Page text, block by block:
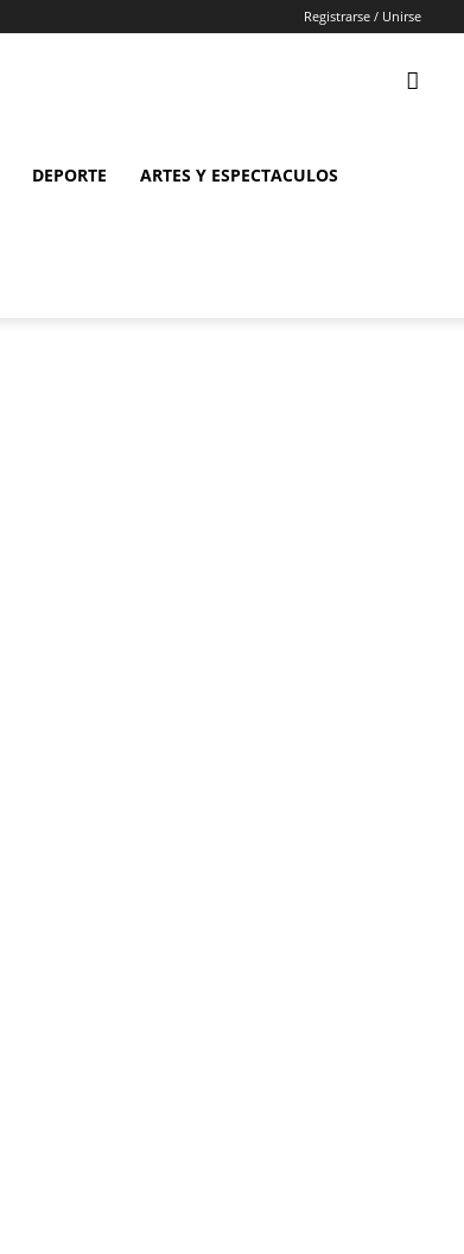
Registrarse / Unirse
DEPORTE ARTES Y ESPECTACULOS